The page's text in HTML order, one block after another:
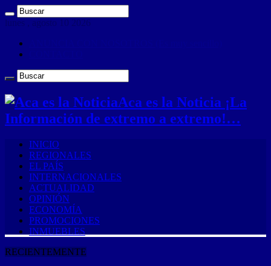
lunes , agosto 10 2026
Aca es la Noticia ¡La
Información de extremo a extremo!…
INICIO
REGIONALES
EL PAÍS
INTERNACIONALES
ACTUALIDAD
OPINIÓN
ECONOMÍA
PROMOCIONES
INMUEBLES
RECIENTEMENTE